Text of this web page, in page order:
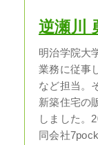
逆瀬川
明治学院大
業務に従事
など担当。
新築住宅の
しました。
同会社